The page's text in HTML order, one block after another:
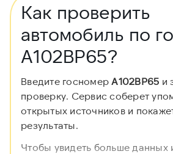
Как проверить
автомобиль по
А102ВР65?
Введите госномерА102ВР65 и
проверку. Сервис соберет
открытых источников и
результаты.
Чтобы увидеть больше